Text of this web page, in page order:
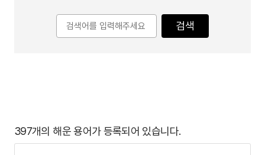
검색
397개의 해운 용어가 등록되어 있습니다.